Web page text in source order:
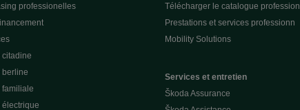
professionelles
citadine
berline
familiale
électrique
Télécharger le catalogue profession
Prestations et services professionn
Mobility Solutions
Services et entretien
Škoda Assurance